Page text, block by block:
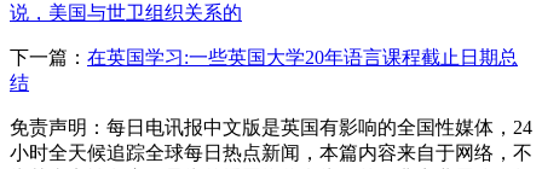
说，美国与世卫组织关系的
下一篇： 在英国学习:一些英国大学20年语言课程截止日期总
结
免责声明：每日电讯报中文版是英国有影响的全国性媒体，24
小时全天候追踪全球每日热点新闻，本篇内容来自于网络，不